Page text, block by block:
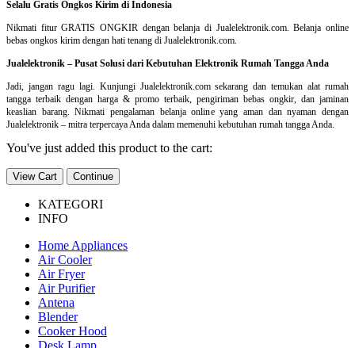
Selalu Gratis Ongkos Kirim di Indonesia
Nikmati fitur GRATIS ONGKIR dengan belanja di Jualelektronik.com. Belanja online
bebas ongkos kirim dengan hati tenang di Jualelektronik.com.
Jualelektronik – Pusat Solusi dari Kebutuhan Elektronik Rumah Tangga Anda
Jadi, jangan ragu lagi. Kunjungi Jualelektronik.com sekarang dan temukan alat rumah
tangga terbaik dengan harga & promo terbaik, pengiriman bebas ongkir, dan jaminan
keaslian barang. Nikmati pengalaman belanja online yang aman dan nyaman dengan
Jualelektronik – mitra terpercaya Anda dalam memenuhi kebutuhan rumah tangga Anda.
You've just added this product to the cart:
View Cart Continue
KATEGORI
INFO
Home Appliances
Air Cooler
Air Fryer
Air Purifier
Antena
Blender
Cooker Hood
Desk Lamp